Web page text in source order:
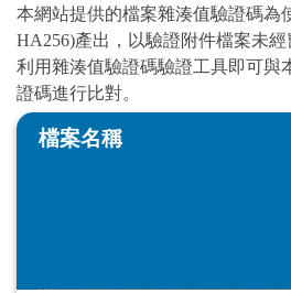
本網站提供的檔案雜湊值驗證碼為
HA256)產出，以驗證附件檔案未經
利用雜湊值驗證碼驗證工具即可與
證碼進行比對。
檔案名稱